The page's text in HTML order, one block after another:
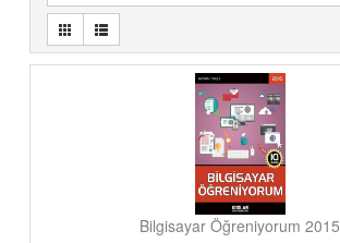
Bilgisayar Öğreniyorum 2015